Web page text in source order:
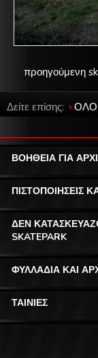
προηγούμενη
Δείτε επίσης:
ΒΟΗΘΕΙΑ ΓΙΑ
ΠΙΣΤΟΠΟΙΗΣΕΙΣ
ΔΕΝ
SKATEPARK
ΦΥΛΛΑΔΙΑ ΚΑΙ
ΤΑΙΝΙΕΣ